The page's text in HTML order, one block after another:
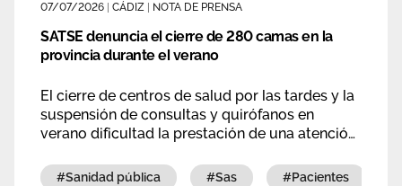
07/07/2026 CÁDIZ NOTA DE PRENSA
SATSE denuncia el cierre de 280 camas en la
provincia durante el verano
El cierre de centros de salud por las tardes y la
suspensión de consultas y quirófanos en
verano dificultad la prestación de una atención
adecuadas. Se exige una mejor previsión en la
#sanidad pública #sas #pacientes